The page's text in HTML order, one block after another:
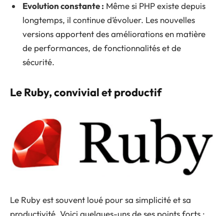
Evolution constante : Même si PHP existe depuis
longtemps, il continue d’évoluer. Les nouvelles
versions apportent des améliorations en matière
de performances, de fonctionnalités et de
sécurité.
Le Ruby, convivial et productif
Le Ruby est souvent loué pour sa simplicité et sa